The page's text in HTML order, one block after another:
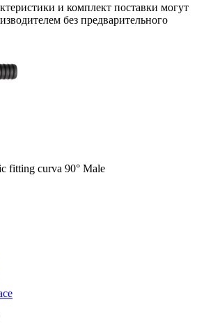
и комплект поставки могут
без предварительного
fitting curva 90° Male